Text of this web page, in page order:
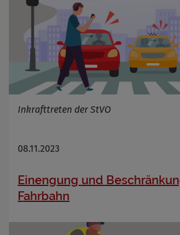
Inkrafttreten der StVO
08.11.2023
Einengung und
Fahrbahn